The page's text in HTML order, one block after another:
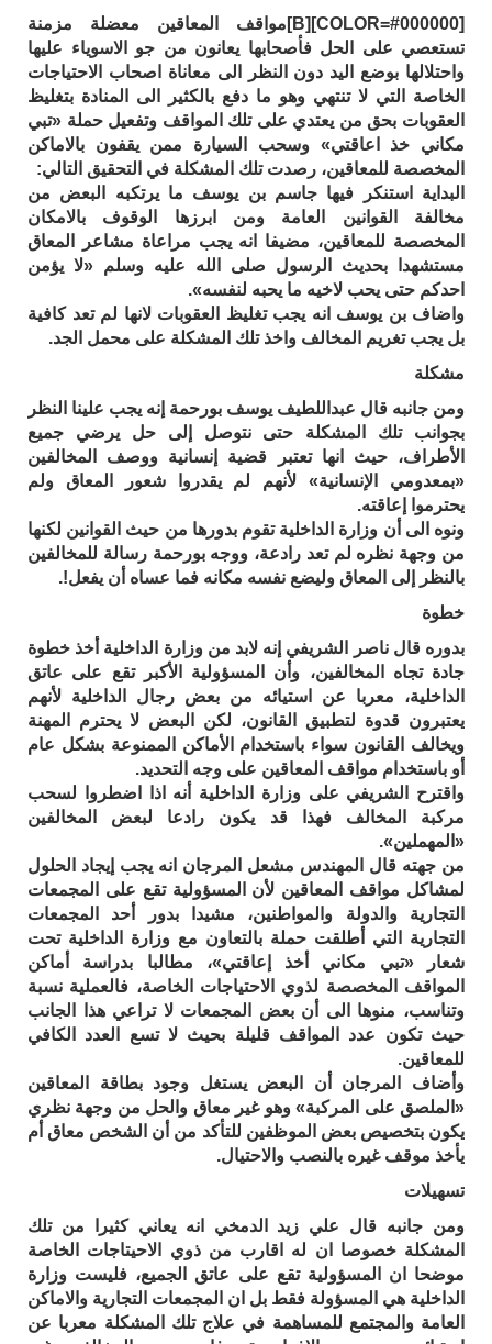
[COLOR=#000000][B]مواقف المعاقين معضلة مزمنة
تستعصي على الحل فأصحابها يعانون من جو الاسوياء عليها
واحتلالها بوضع اليد دون النظر الى معاناة اصحاب الاحتياجات
الخاصة التي لا تنتهي وهو ما دفع بالكثير الى المنادة بتغليظ
العقوبات بحق من يعتدي على تلك المواقف وتفعيل حملة «تبي
مكاني خذ اعاقتي» وسحب السيارة ممن يقفون بالاماكن
المخصصة للمعاقين، رصدت تلك المشكلة في التحقيق التالي:
البداية استنكر فيها جاسم بن يوسف ما يرتكبه البعض من
مخالفة القوانين العامة ومن ابرزها الوقوف بالامكان
المخصصة للمعاقين، مضيفا انه يجب مراعاة مشاعر المعاق
مستشهدا بحديث الرسول صلى الله عليه وسلم «لا يؤمن
احدكم حتى يحب لاخيه ما يحبه لنفسه».
واضاف بن يوسف انه يجب تغليظ العقوبات لانها لم تعد كافية
بل يجب تغريم المخالف واخذ تلك المشكلة على محمل الجد.
مشكلة
ومن جانبه قال عبداللطيف يوسف بورحمة إنه يجب علينا النظر
بجوانب تلك المشكلة حتى نتوصل إلى حل يرضي جميع
الأطراف، حيث انها تعتبر قضية إنسانية ووصف المخالفين
«بمعدومي الإنسانية» لأنهم لم يقدروا شعور المعاق ولم
يحترموا إعاقته.
ونوه الى أن وزارة الداخلية تقوم بدورها من حيث القوانين لكنها
من وجهة نظره لم تعد رادعة، ووجه بورحمة رسالة للمخالفين
بالنظر إلى المعاق وليضع نفسه مكانه فما عساه أن يفعل!.
خطوة
بدوره قال ناصر الشريفي إنه لابد من وزارة الداخلية أخذ خطوة
جادة تجاه المخالفين، وأن المسؤولية الأكبر تقع على عاتق
الداخلية، معربا عن استيائه من بعض رجال الداخلية لأنهم
يعتبرون قدوة لتطبيق القانون، لكن البعض لا يحترم المهنة
ويخالف القانون سواء باستخدام الأماكن الممنوعة بشكل عام
أو باستخدام مواقف المعاقين على وجه التحديد.
واقترح الشريفي على وزارة الداخلية أنه اذا اضطروا لسحب
مركبة المخالف فهذا قد يكون رادعا لبعض المخالفين
«المهملين».
من جهته قال المهندس مشعل المرجان انه يجب إيجاد الحلول
لمشاكل مواقف المعاقين لأن المسؤولية تقع على المجمعات
التجارية والدولة والمواطنين، مشيدا بدور أحد المجمعات
التجارية التي أطلقت حملة بالتعاون مع وزارة الداخلية تحت
شعار «تبي مكاني أخذ إعاقتي»، مطالبا بدراسة أماكن
المواقف المخصصة لذوي الاحتياجات الخاصة، فالعملية نسبة
وتناسب، منوها الى أن بعض المجمعات لا تراعي هذا الجانب
حيث تكون عدد المواقف قليلة بحيث لا تسع العدد الكافي
للمعاقين.
وأضاف المرجان أن البعض يستغل وجود بطاقة المعاقين
«الملصق على المركبة» وهو غير معاق والحل من وجهة نظري
يكون بتخصيص بعض الموظفين للتأكد من أن الشخص معاق أم
يأخذ موقف غيره بالنصب والاحتيال.
تسهيلات
ومن جانبه قال علي زيد الدمخي انه يعاني كثيرا من تلك
المشكلة خصوصا ان له اقارب من ذوي الاحيتاجات الخاصة
موضحا ان المسؤولية تقع على عاتق الجميع، فليست وزارة
الداخلية هي المسؤولة فقط بل ان المجمعات التجارية والاماكن
العامة والمجتمع للمساهمة في علاج تلك المشكلة معربا عن